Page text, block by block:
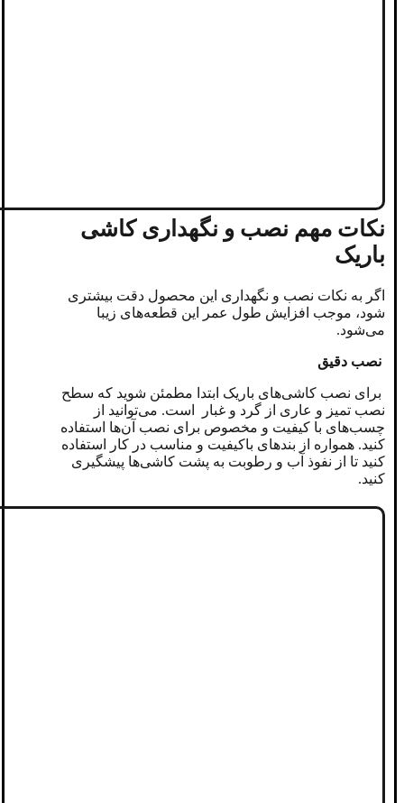
نکات مهم نصب و نگهداری کاشی
باریک
اگر به نکات نصب و نگهداری این محصول دقت بیشتری
شود، موجب افزایش طول عمر این قطعه‌های زیبا
می‌شود.
نصب دقیق
برای نصب کاشی‌های باریک ابتدا مطمئن شوید که سطح
نصب تمیز و عاری از گرد و غبار است. می‌توانید از
چسب‌های با کیفیت و مخصوص برای نصب آن‌ها استفاده
کنید. همواره از بندهای باکیفیت و مناسب در کار استفاده
کنید تا از نفوذ آب و رطوبت به پشت کاشی‌ها پیشگیری
کنید.